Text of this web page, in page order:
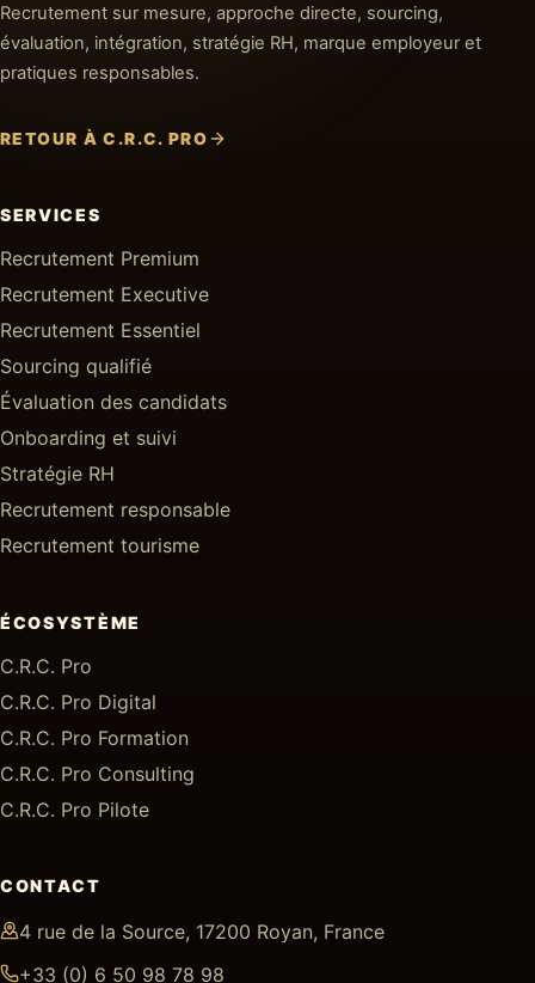
Recrutement sur mesure, approche directe, sourcing,
évaluation, intégration, stratégie RH, marque employeur et
pratiques responsables.
RETOUR À C.R.C. PRO
SERVICES
Recrutement Premium
Recrutement Executive
Recrutement Essentiel
Sourcing qualifié
Évaluation des candidats
Onboarding et suivi
Stratégie RH
Recrutement responsable
Recrutement tourisme
ÉCOSYSTÈME
C.R.C. Pro
C.R.C. Pro Digital
C.R.C. Pro Formation
C.R.C. Pro Consulting
C.R.C. Pro Pilote
CONTACT
4 rue de la Source, 17200 Royan, France
+33 (0) 6 50 98 78 98